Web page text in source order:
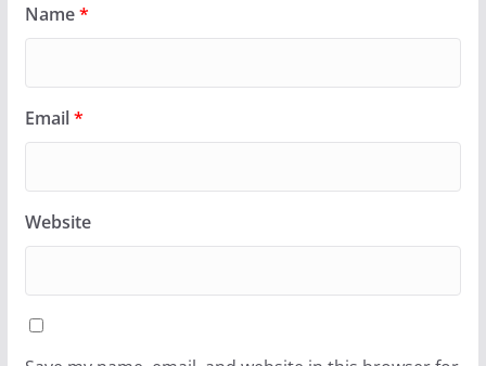
Name*
Email*
Website